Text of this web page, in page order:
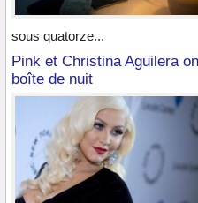
sous quatorze...
Pink et Christina Aguilera
boîte de nuit